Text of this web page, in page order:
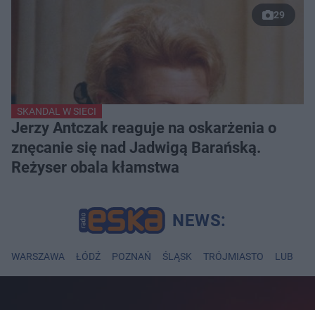
29
SKANDAL W SIECI
Jerzy Antczak reaguje na oskarżenia o
znęcanie się nad Jadwigą Barańską.
Reżyser obala kłamstwa
WARSZAWA ŁÓDŹ POZNAŃ ŚLĄSK TRÓJMIASTO LUBLIN